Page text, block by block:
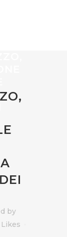
by
Likes